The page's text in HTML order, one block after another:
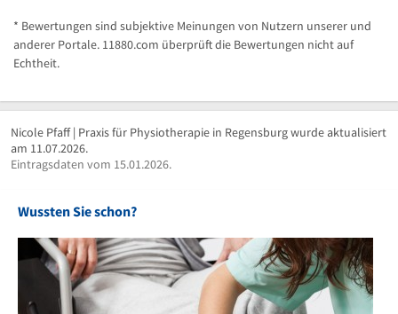
* Bewertungen sind subjektive Meinungen von Nutzern unserer und
anderer Portale. 11880.com überprüft die Bewertungen nicht auf
Echtheit.
Nicole Pfaff | Praxis für Physiotherapie in Regensburg wurde aktualisiert
am 11.07.2026.
Eintragsdaten vom 15.01.2026.
Wussten Sie schon?